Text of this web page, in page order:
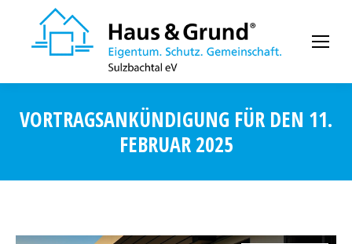
VORTRAGSANKÜNDIGUNG FÜR DEN 11.
FEBRUAR 2025